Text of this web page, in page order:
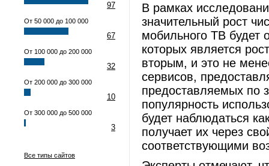
97
От 50 000 до 100 000
67
От 100 000 до 200 000
32
От 200 000 до 300 000
10
От 300 000 до 500 000
3
Все типы сайтов
В рамках
значительный рост
мобильного ТВ будет
которых является
вторым, и это не
сервисов,
предоставляемых по
популярность
будет наблюдаться
получает их через
соответствующими